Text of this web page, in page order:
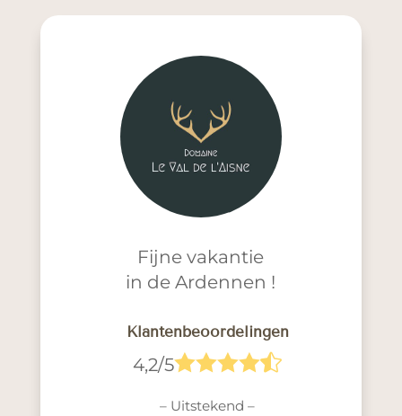
Fijne vakantie
in de Ardennen !
Klantenbeoordelingen
4,2/5
– Uitstekend –